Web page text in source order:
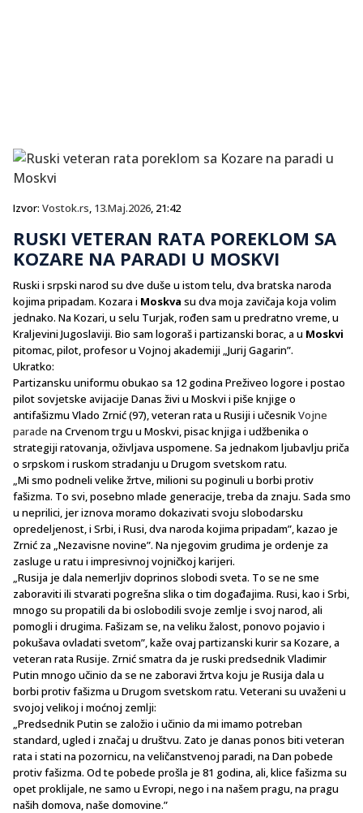
Izvor: Vostok.rs, 13.Maj.2026, 21:42
RUSKI VETERAN RATA POREKLOM SA
KOZARE NA PARADI U MOSKVI
Ruski i srpski narod su dve duše u istom telu, dva bratska naroda
kojima pripadam. Kozara i Moskva su dva moja zavičaja koja volim
jednako. Na Kozari, u selu Turjak, rođen sam u predratno vreme, u
Kraljevini Jugoslaviji. Bio sam logoraš i partizanski borac, a u Moskvi
pitomac, pilot, profesor u Vojnoj akademiji „Jurij Gagarin”.
Ukratko:
Partizansku uniformu obukao sa 12 godina Preživeo logore i postao
pilot sovjetske avijacije Danas živi u Moskvi i piše knjige o
antifašizmu Vlado Zrnić (97), veteran rata u Rusiji i učesnikVojne
parade na Crvenom trgu u Moskvi, pisac knjiga i udžbenika o
strategiji ratovanja, oživljava uspomene. Sa jednakom ljubavlju priča
o srpskom i ruskom stradanju u Drugom svetskom ratu.
„Mi smo podneli velike žrtve, milioni su poginuli u borbi protiv
fašizma. To svi, posebno mlade generacije, treba da znaju. Sada smo
u neprilici, jer iznova moramo dokazivati svoju slobodarsku
opredeljenost, i Srbi, i Rusi, dva naroda kojima pripadam”, kazao je
Zrnić za „Nezavisne novine”. Na njegovim grudima je ordenje za
zasluge u ratu i impresivnoj vojničkoj karijeri.
„Rusija je dala nemerljiv doprinos slobodi sveta. To se ne sme
zaboraviti ili stvarati pogrešna slika o tim događajima. Rusi, kao i Srbi,
mnogo su propatili da bi oslobodili svoje zemlje i svoj narod, ali
pomogli i drugima. Fašizam se, na veliku žalost, ponovo pojavio i
pokušava ovladati svetom”, kaže ovaj partizanski kurir sa Kozare, a
veteran rata Rusije. Zrnić smatra da je ruski predsednik Vladimir
Putin mnogo učinio da se ne zaboravi žrtva koju je Rusija dala u
borbi protiv fašizma u Drugom svetskom ratu. Veterani su uvaženi u
svojoj velikoj i moćnoj zemlji:
„Predsednik Putin se založio i učinio da mi imamo potreban
standard, ugled i značaj u društvu. Zato je danas ponos biti veteran
rata i stati na pozornicu, na veličanstvenoj paradi, na Dan pobede
protiv fašizma. Od te pobede prošla je 81 godina, ali, klice fašizma su
opet proklijale, ne samo u Evropi, nego i na našem pragu, na pragu
naših domova, naše domovine.”